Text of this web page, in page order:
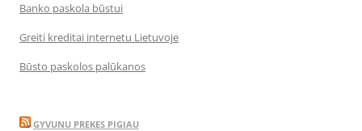
Banko paskola būstui
Greiti kreditai internetu Lietuvoje
Būsto paskolos palūkanos
GYVUNU PREKES PIGIAU